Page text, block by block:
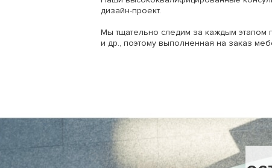
дизайн-проект.
Мы тщательно следим за каждым этапом
и др., поэтому выполненная на заказ